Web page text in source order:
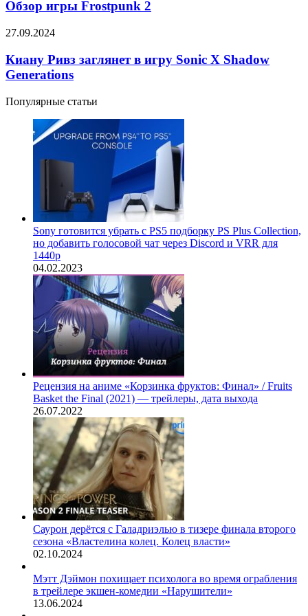
ужастика
отсюда»
Frostpunk
Обзор игры Frostpunk 2
Киану
заглянет
в
игру
X
Shadow
Generations
27.09.2024
Киану Ривз заглянет в игру Sonic X Shadow
Generations
Популярные статьи
Sony готовится убрать с PS5 подборку PS Plus Collection,
но добавить голосовой чат через Discord и VRR для
1440p
04.02.2023
Рецензия на аниме «Корзинка фруктов: Финал» / Fruits
Basket the Final (2021) — трейлеры, дата выхода
26.07.2022
Саурон дерётся с Галадриэлью в тизере финала второго
сезона «Властелина колец. Колец власти»
02.10.2024
Мэтт Дэймон похищает психолога во время ограбления
в трейлере экшен-комедии «Нарушители»
13.06.2024